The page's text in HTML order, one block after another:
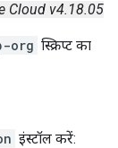
Cloud v4.18.05
org स्क्रिप्ट का
इंस्टॉल करें: